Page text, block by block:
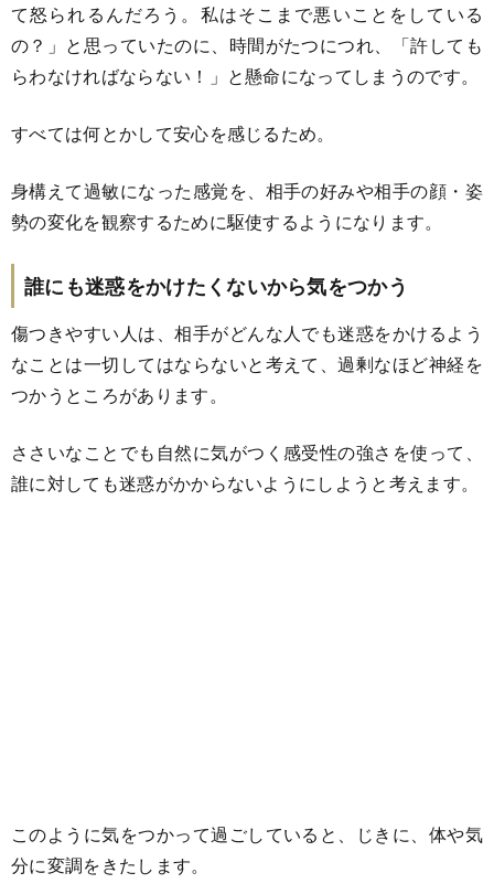
て怒られるんだろう。私はそこまで悪いことをしている
の？」と思っていたのに、時間がたつにつれ、「許しても
らわなければならない！」と懸命になってしまうのです。
すべては何とかして安心を感じるため。
身構えて過敏になった感覚を、相手の好みや相手の顔・姿
勢の変化を観察するために駆使するようになります。
誰にも迷惑をかけたくないから気をつかう
傷つきやすい人は、相手がどんな人でも迷惑をかけるよう
なことは一切してはならないと考えて、過剰なほど神経を
つかうところがあります。
ささいなことでも自然に気がつく感受性の強さを使って、
誰に対しても迷惑がかからないようにしようと考えます。
このように気をつかって過ごしていると、じきに、体や気
分に変調をきたします。